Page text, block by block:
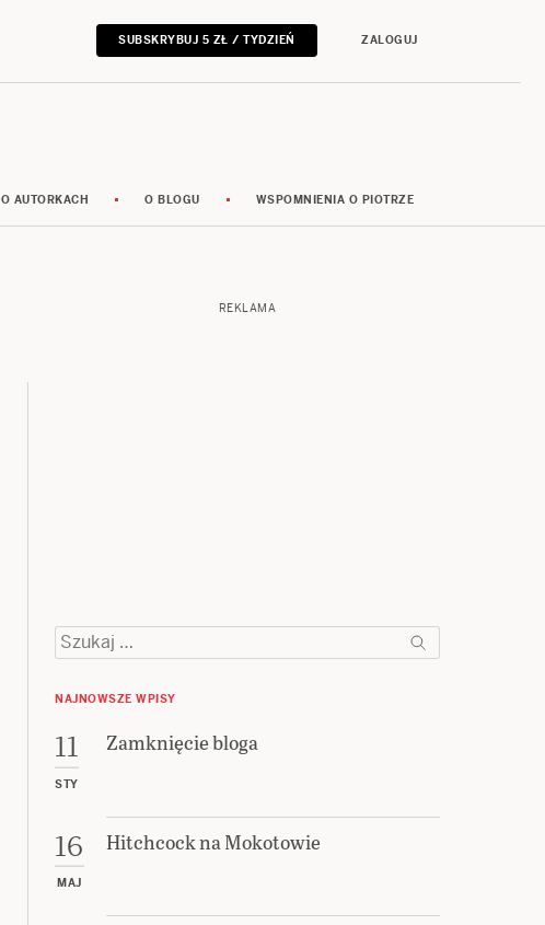
SUBSKRYBUJ 5 ZŁ / TYDZIEŃ ZALOGUJ
O AUTORKACH O BLOGU WSPOMNIENIA O PIOTRZE
REKLAMA
Szukaj:
NAJNOWSZE WPISY
11
STY
Zamknięcie bloga
16
MAJ
Hitchcock na Mokotowie